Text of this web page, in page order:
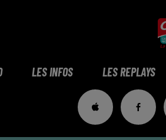
LES INFOS LES REPLAYS